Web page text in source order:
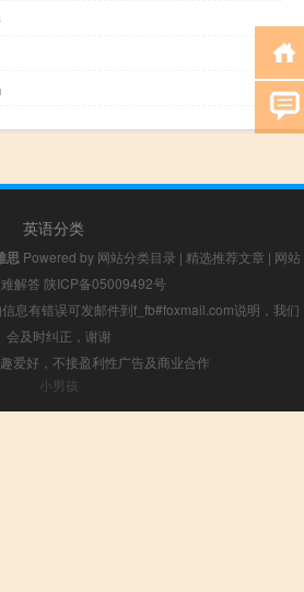
英语分类
思 Powered by 网站分类目录 | 精选推荐文章 | 网站
解答 陕ICP备05009492号
息有错误可发邮件到f_fb#foxmail.com说明，我们
会及时纠正，谢谢
爱好，不接盈利性广告及商业合作
小男孩